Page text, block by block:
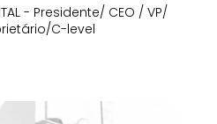
- Presidente/ CEO / VP/
C-level